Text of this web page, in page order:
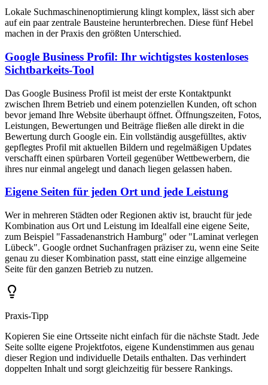
Lokale Suchmaschinenoptimierung klingt komplex, lässt sich aber
auf ein paar zentrale Bausteine herunterbrechen. Diese fünf Hebel
machen in der Praxis den größten Unterschied.
Google Business Profil: Ihr wichtigstes kostenloses
Sichtbarkeits-Tool
Das Google Business Profil ist meist der erste Kontaktpunkt
zwischen Ihrem Betrieb und einem potenziellen Kunden, oft schon
bevor jemand Ihre Website überhaupt öffnet. Öffnungszeiten, Fotos,
Leistungen, Bewertungen und Beiträge fließen alle direkt in die
Bewertung durch Google ein. Ein vollständig ausgefülltes, aktiv
gepflegtes Profil mit aktuellen Bildern und regelmäßigen Updates
verschafft einen spürbaren Vorteil gegenüber Wettbewerbern, die
ihres nur einmal angelegt und danach liegen gelassen haben.
Eigene Seiten für jeden Ort und jede Leistung
Wer in mehreren Städten oder Regionen aktiv ist, braucht für jede
Kombination aus Ort und Leistung im Idealfall eine eigene Seite,
zum Beispiel "Fassadenanstrich Hamburg" oder "Laminat verlegen
Lübeck". Google ordnet Suchanfragen präziser zu, wenn eine Seite
genau zu dieser Kombination passt, statt eine einzige allgemeine
Seite für den ganzen Betrieb zu nutzen.
Praxis-Tipp
Kopieren Sie eine Ortsseite nicht einfach für die nächste Stadt. Jede
Seite sollte eigene Projektfotos, eigene Kundenstimmen aus genau
dieser Region und individuelle Details enthalten. Das verhindert
doppelten Inhalt und sorgt gleichzeitig für bessere Rankings.